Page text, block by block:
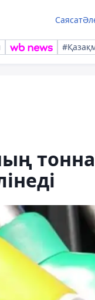
Саясат
тонна